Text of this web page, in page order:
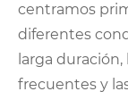
centramos
diferentes
larga
frecuentes y